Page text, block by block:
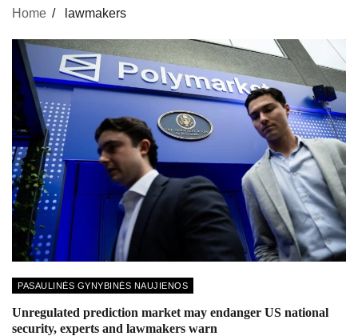
Home lawmakers
PASAULINĖS GYNYBINĖS NAUJIENOS
Unregulated prediction market may endanger US national
security, experts and lawmakers warn